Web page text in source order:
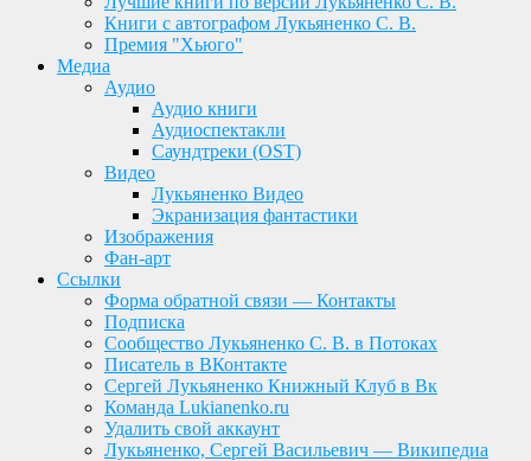
Книги с автографом Лукьяненко С. В.
Премия "Хьюго"
Медиа
Аудио
Аудио книги
Аудиоспектакли
Саундтреки (OST)
Видео
Лукьяненко Видео
Экранизация фантастики
Изображения
Фан-арт
Ссылки
Форма обратной связи — Контакты
Подписка
Сообщество Лукьяненко С. В. в Потоках
Писатель в ВКонтакте
Сергей Лукьяненко Книжный Клуб в Вк
Команда Lukianenko.ru
Удалить свой аккаунт
Лукьяненко, Сергей Васильевич — Википедиа